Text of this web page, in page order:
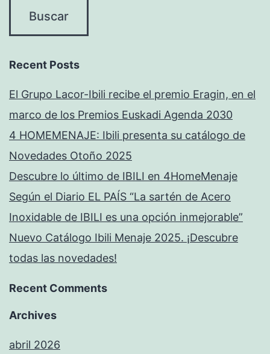
Recent Posts
El Grupo Lacor-Ibili recibe el premio Eragin, en el
marco de los Premios Euskadi Agenda 2030
4 HOMEMENAJE: Ibili presenta su catálogo de
Novedades Otoño 2025
Descubre lo último de IBILI en 4HomeMenaje
Según el Diario EL PAÍS “La sartén de Acero
Inoxidable de IBILI es una opción inmejorable”
Nuevo Catálogo Ibili Menaje 2025. ¡Descubre
todas las novedades!
Recent Comments
Archives
abril 2026